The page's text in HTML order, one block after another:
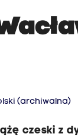
(archiwalna)
czeski z